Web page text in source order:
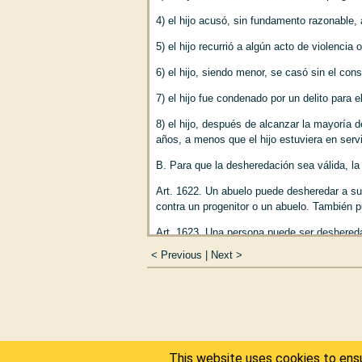
Capítulo 5De la
Sección 1De
Sección 3 De
Sección 5De la
Sección 6
De
Capítulo 6
De las
Título VIII De los menores,
Capítulo 1De la tutela
Sección 2De la
Sección 3De la
Sección 4De la
Sección 7De
De
De
De
tutores y de la
De
4) el hijo acusó, sin fundamento
5) el hijo recurrió a algún acto de violencia
6) el hijo, siendo menor, se casó sin el
7) el hijo fue condenado por un delito para
8) el hijo, después de alcanzar la mayoría
años, a menos que el hijo estuviera en
B. Para que la desheredación sea válida,
Art. 1622. Un abuelo puede desheredar a
contra un progenitor o un abuelo. También
Art. 1623. Una persona puede ser
supuestamente constituían justa causa
Se presumirá la veracidad de la razón, los
prueba, pero el testimonio sin respaldo del
Art. 1625. A. La persona desheredada
las circunstancias expresadas en el
< Previous Next >
This website uses cookies to